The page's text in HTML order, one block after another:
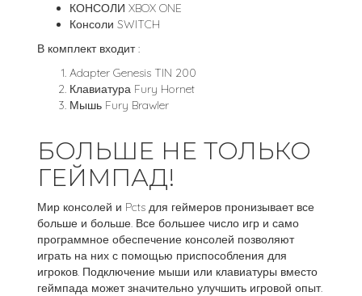
КОНСОЛИ XBOX ONE
Консоли SWITCH
В комплект входит :
Adapter Genesis TIN 200
Клавиатура Fury Hornet
Мышь Fury Brawler
БОЛЬШЕ НЕ ТОЛЬКО
ГЕЙМПАД!
Мир консолей и Pcts для геймеров пронизывает все
больше и больше. Все большее число игр и само
программное обеспечение консолей позволяют
играть на них с помощью приспособления для
игроков. Подключение мыши или клавиатуры вместо
геймпада может значительно улучшить игровой опыт.